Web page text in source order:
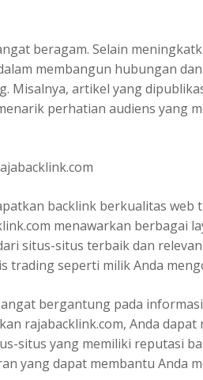
beragam. Selain
membangun hubungan
Misalnya, artikel yang
perhatian audiens yang
backlink berkualitas web
menawarkan berbagai
situs-situs terbaik dan
trading seperti milik Anda
bergantung pada
rajabacklink.com, Anda
situs yang memiliki reputasi
yang dapat membantu Anda